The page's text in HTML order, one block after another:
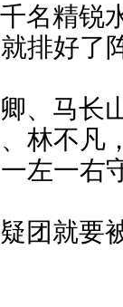
名精锐
排好了
、马长
林不凡
左一右
团就要